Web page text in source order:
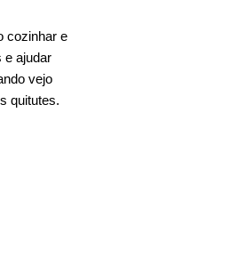
cozinhar e
e ajudar
vejo
quitutes.